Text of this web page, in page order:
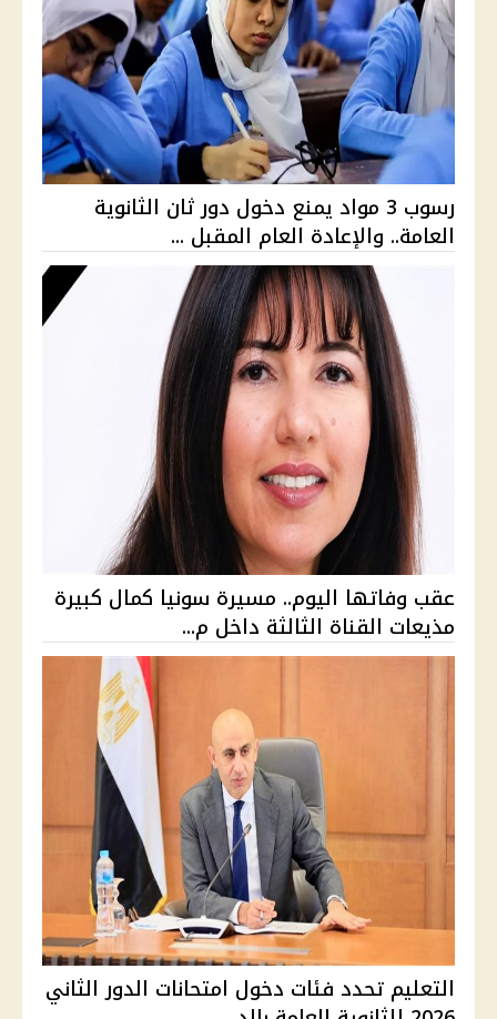
رسوب 3 مواد يمنع دخول دور ثان الثانوية
العامة.. والإعادة العام المقبل ...
عقب وفاتها اليوم.. مسيرة سونيا كمال كبيرة
مذيعات القناة الثالثة داخل م...
التعليم تحدد فئات دخول امتحانات الدور الثاني